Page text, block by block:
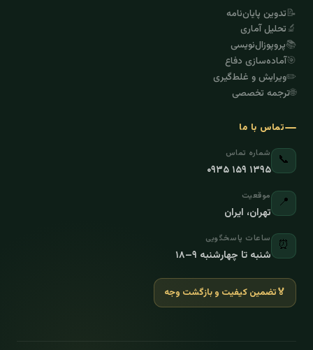
📝تدوین پایان‌نامه
🔬تحلیل آماری
📚پروپوزال‌نویسی
🎯آماده‌سازی دفاع
✏️ویرایش و غلط‌گیری
🌐ترجمه تخصصی
تماس با ما
📞 شماره تماس
۰۹۳۵ ۱۵۹ ۱۳۹۵
📍 موقعیت
تهران، ایران
⏰ ساعات پاسخگویی
شنبه تا چهارشنبه ۹–۱۸
🏅تضمین کیفیت و بازگشت وجه